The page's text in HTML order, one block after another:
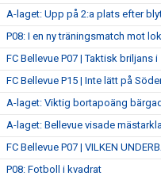
A-laget: Upp på 2:a plats efter
P08: I en ny träningsmatch mot
FC Bellevue P07 | Taktisk briljans
FC Bellevue P15 | Inte lätt på
A-laget: Viktig bortapoäng
A-laget: Bellevue visade
FC Bellevue P07 | VILKEN
P08: Fotboll i kvadrat